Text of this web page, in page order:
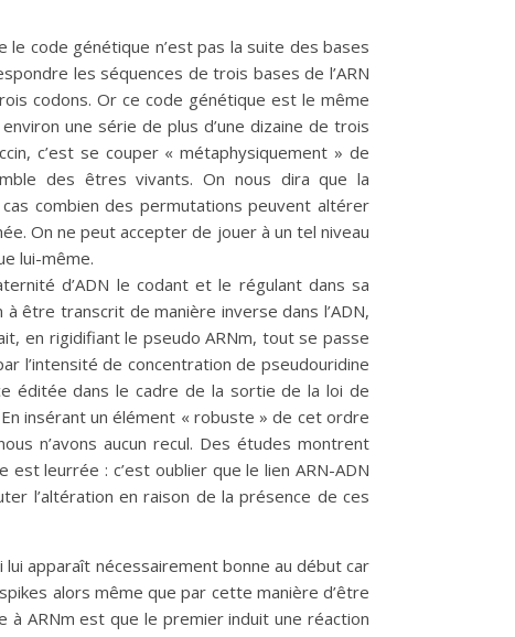
le code génétique n’est pas la suite des bases
les séquences de trois bases de l’ARN
codons. Or ce code génétique est le même
une série de plus d’une dizaine de trois
c’est se couper « métaphysiquement » de
des êtres vivants. On nous dira que la
combien des permutations peuvent altérer
On ne peut accepter de jouer à un tel niveau
lui-même.
d’ADN le codant et le régulant dans sa
être transcrit de manière inverse dans l’ADN,
en rigidifiant le pseudo ARNm, tout se passe
l’intensité de concentration de pseudouridine
éditée dans le cadre de la sortie de la loi de
insérant un élément « robuste » de cet ordre
n’avons aucun recul. Des études montrent
leurrée : c’est oublier que le lien ARN-ADN
l’altération en raison de la présence de ces
lui apparaît nécessairement bonne au début car
alors même que par cette manière d’être
à ARNm est que le premier induit une réaction